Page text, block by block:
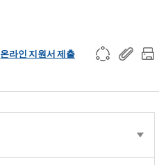
온라인 지원서 제출